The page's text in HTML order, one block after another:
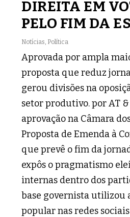
DIREITA EM
PELO FIM DA
Notícias Política
Aprovada por ampla
proposta que reduz
gerou divisões na
setor produtivo. por AT &
aprovação na Câmara
Proposta de Emenda à
que prevê o fim da
expôs o pragmatismo
internas dentro dos
base governista utilizou
popular nas redes